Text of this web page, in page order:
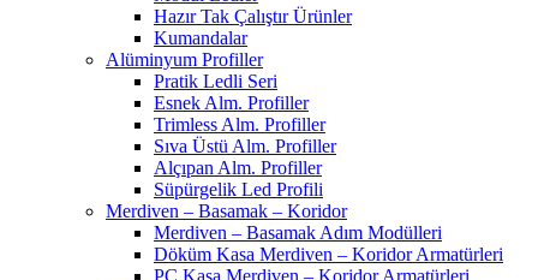
Hazır Tak Çalıştır Ürünler
Kumandalar
Alüminyum Profiller
Pratik Ledli Seri
Esnek Alm. Profiller
Trimless Alm. Profiller
Sıva Üstü Alm. Profiller
Alçıpan Alm. Profiller
Süpürgelik Led Profili
Merdiven – Basamak – Koridor
Merdiven – Basamak Adım Modülleri
Döküm Kasa Merdiven – Koridor Armatürleri
PC Kasa Merdiven – Koridor Armatürleri